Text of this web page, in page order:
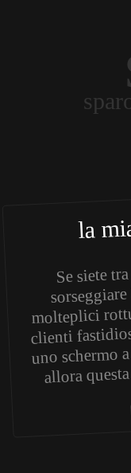
la
Se siete
molteplici
clienti
uno schermo
allora